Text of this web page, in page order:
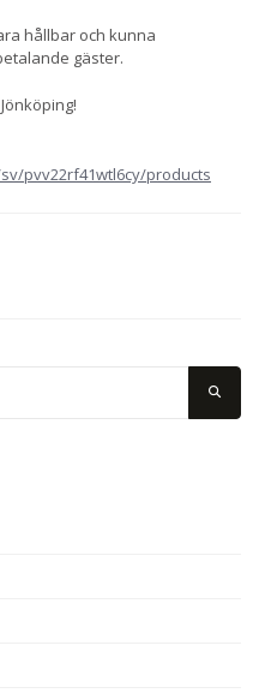
hållbar och kunna
gäster.
pvv22rf41wtl6cy/products